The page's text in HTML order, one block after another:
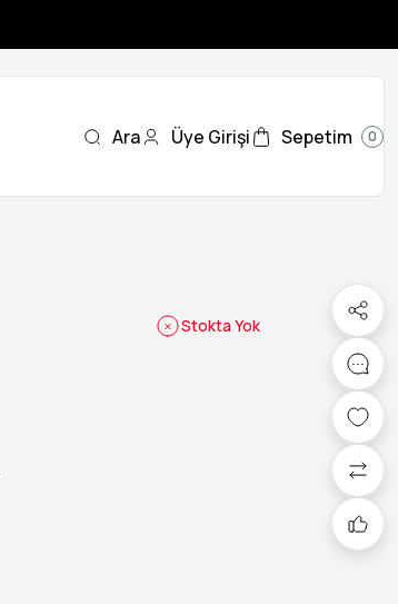
Ara Üye Girişi Sepetim 0
Stokta Yok